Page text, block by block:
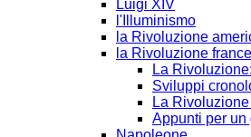
Luigi XIV
l'Illuminismo
la Rivoluzione
la Rivoluzione
La
Sviluppi
La
Appunti per un